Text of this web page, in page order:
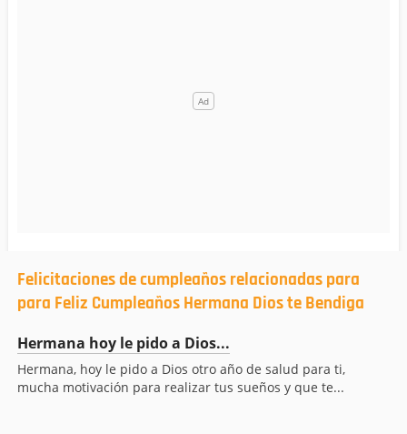
Felicitaciones de cumpleaños relacionadas para
para Feliz Cumpleaños Hermana Dios te Bendiga
Hermana hoy le pido a Dios...
Hermana, hoy le pido a Dios otro año de salud para ti,
mucha motivación para realizar tus sueños y que te...